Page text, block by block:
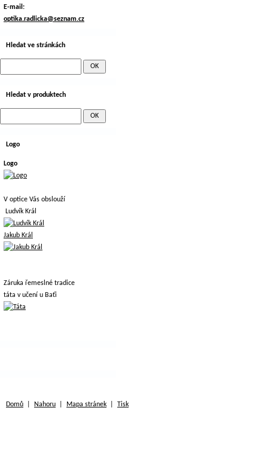
E-mail:
optika.radlicka@seznam.cz
Hledat ve stránkách
Hledat v produktech
Logo
Logo
V optice Vás obslouží
Ludvík Král
Jakub Král
Záruka řemeslné tradice
táta v učení u Baťi
Domů Nahoru Mapa stránek Tisk